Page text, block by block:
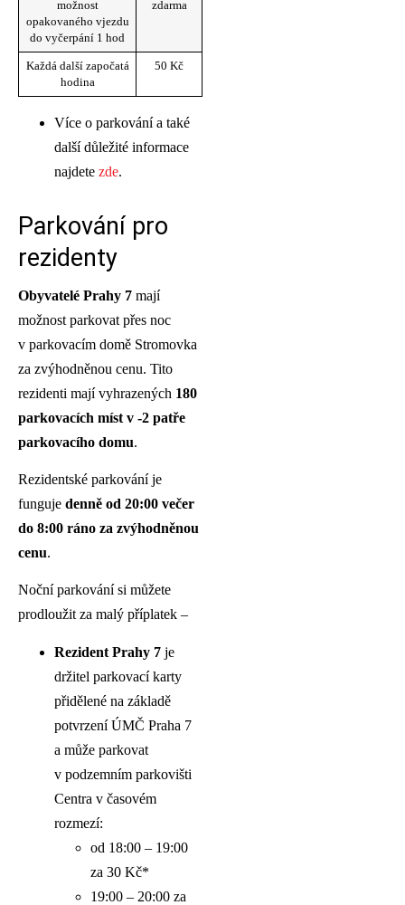
možnost
opakovaného vjezdu
do vyčerpání 1 hod
zdarma
Každá další započatá
hodina
50 Kč
Více o parkování a také
další důležité informace
najdete zde.
Parkování pro
rezidenty
Obyvatelé Prahy 7 mají
možnost parkovat přes noc
v parkovacím domě Stromovka
za zvýhodněnou cenu. Tito
rezidenti mají vyhrazených 180
parkovacích míst v -2 patře
parkovacího domu.
Rezidentské parkování je
funguje denně od 20:00 večer
do 8:00 ráno za zvýhodněnou
cenu.
Noční parkování si můžete
prodloužit za malý příplatek –
Rezident Prahy 7 je
držitel parkovací karty
přidělené na základě
potvrzení ÚMČ Praha 7
a může parkovat
v podzemním parkovišti
Centra v časovém
rozmezí:
od 18:00 – 19:00
za 30 Kč*
19:00 – 20:00 za